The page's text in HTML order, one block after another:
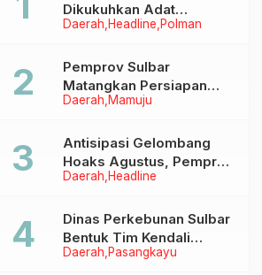
Daerah Headline Polman
Dikukuhkan Adat
Balanipa, Raih Gelar Sulo
Daerah Mamuju
Pemprov Sulbar
Matangkan Persiapan
HUT Ke-81 RI, Puncak
Ahmad Kirang
Daerah Headline
Antisipasi Gelombang
Hoaks Agustus, Pemprov
Sulbar Ajak Warga Jaga
Daerah Pasangkayu
Dinas Perkebunan Sulbar
Bentuk Tim Kendali
Internal ICS untuk Dukung